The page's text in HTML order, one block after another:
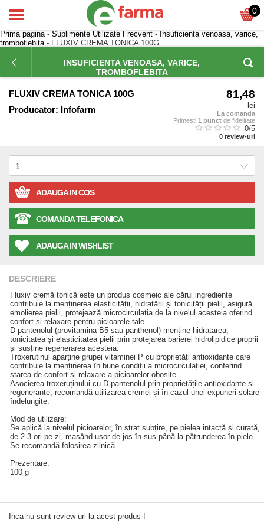
0
Prima pagina- Suplimente Utilizate Frecvent - Insuficienta venoasa, varice,
tromboflebita- FLUXIV CREMA TONICA 100G
INSUFICIENTA VENOASA, VARICE,
TROMBOFLEBITA
FLUXIV CREMA TONICA 100G
Producator: Infofarm
81,48
lei
La comanda
Primesti 1 punct de fidelitate
0/5
0 review-uri
ADAUGA IN COS
COMANDA TELEFONICA
ADAUGA IN WISHLIST
DESCRIERE
Fluxiv cremă tonică este un produs cosmeic ale cărui ingrediente
contribuie la menținerea elasticității, hidratării și tonicității pielii, asigură
emolierea pielii, protejează microcirculația de la nivelul acesteia oferind
confort și relaxare pentru picioarele tale.
D-pantenolul (provitamina B5 sau panthenol) menține hidratarea,
tonicitatea și elasticitatea pielii prin protejarea barierei hidrolipidice proprii
și susține regenerarea acesteia.
Troxerutinul aparține grupei vitaminei P cu proprietăți antioxidante care
contribuie la menținerea în bune condiții a microcirculației, conferind
starea de confort și relaxare a picioarelor obosite.
Asocierea troxeruținului cu D-pantenolul prin proprietățile antioxidante și
regenerante, recomandă utilizarea cremei și în cazul unei expuneri solare
îndelungite.
Mod de utilizare:
Se aplică la nivelul picioarelor, în strat subțire, pe pielea intactă și curată,
de 2-3 ori pe zi, masând ușor de jos în sus până la pătrunderea în piele.
Se recomandă folosirea zilnică.
Prezentare:
100 g
Inca nu sunt review-uri la acest produs !